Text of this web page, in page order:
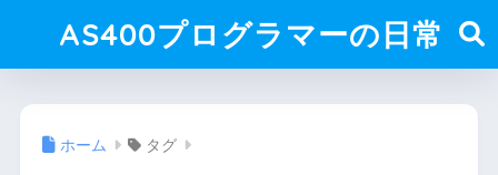
AS400プログラマーの日常
ホーム タグ